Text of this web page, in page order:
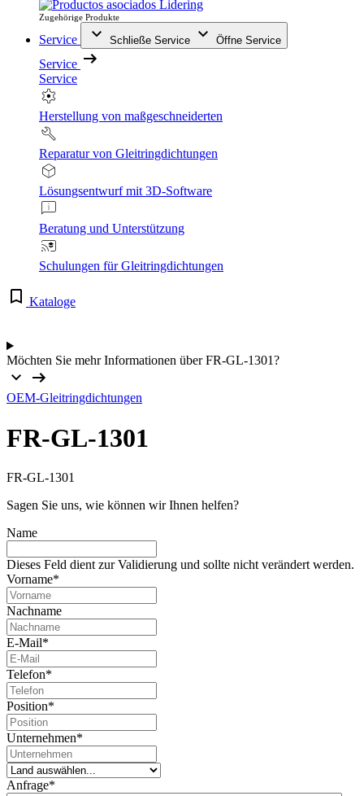
Zugehörige Produkte
Service Schließe Service Öffne Service
Service
Service
Herstellung von maßgeschneiderten
Reparatur von Gleitringdichtungen
Lösungsentwurf mit 3D-Software
Beratung und Unterstützung
Schulungen für Gleitringdichtungen
Kataloge
Möchten Sie mehr Informationen über FR-GL-1301?
OEM-Gleitringdichtungen
FR-GL-1301
FR-GL-1301
Sagen Sie uns, wie können wir Ihnen helfen?
Name
Dieses Feld dient zur Validierung und sollte nicht verändert werden.
Vorname*
Nachname
E-Mail*
Telefon*
Position*
Unternehmen*
Anfrage*